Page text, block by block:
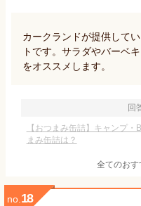
カークランドが提供して
トです。サラダやバーベ
をオススメします。
回
【おつまみ缶詰】キャンプ
まみ缶詰は？
全てのおす
no. 18